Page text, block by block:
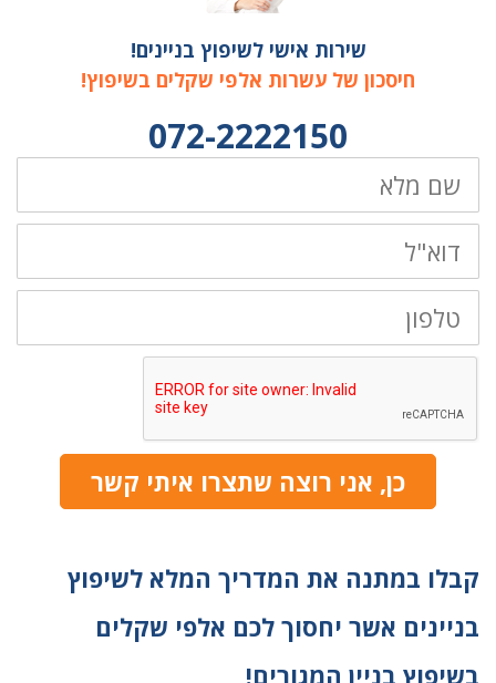
שירות אישי לשיפוץ בניינים!
חיסכון של עשרות אלפי שקלים בשיפוץ!
072-2222150
שם
מלא
דוא"ל
טלפון
כן, אני רוצה שתצרו איתי קשר
קבלו במתנה את המדריך המלא לשיפוץ
בניינים אשר יחסוך לכם אלפי שקלים
בשיפוץ בניין המגורים!